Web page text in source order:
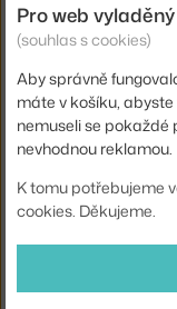
Barva:
tmavé
Materiál:
Podnož:
dřevo
Tvar stolu:
Deska stolu:
Info k produktu: Stůl
Kód produktu
AND-
Pro web
(souhlas s cookies)
Aby správně
máte v košíku,
nemuseli se
nevhodnou reklamou.
K tomu potřebujeme
cookies. Děkujeme.